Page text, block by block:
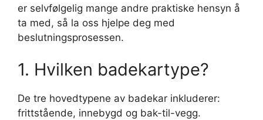
er selvfølgelig mange andre praktiske hensyn å
ta med, så la oss hjelpe deg med
beslutningsprosessen.
1. Hvilken badekartype?
De tre hovedtypene av badekar inkluderer:
frittstående, innebygd og bak-til-vegg.